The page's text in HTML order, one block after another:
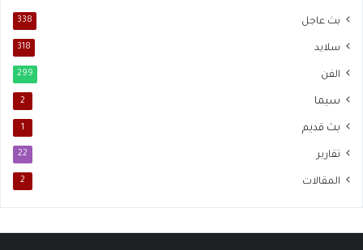
بث عاجل 338
سلايد 318
الفن 299
سيما 2
بث قديم 1
تقارير 22
المقالات 2